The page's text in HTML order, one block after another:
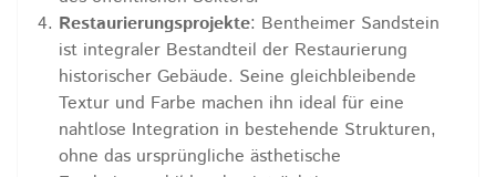
Restaurierungsprojekte: Bentheimer Sandstein
ist integraler Bestandteil der Restaurierung
historischer Gebäude. Seine gleichbleibende
Textur und Farbe machen ihn ideal für eine
nahtlose Integration in bestehende Strukturen,
ohne das ursprüngliche ästhetische